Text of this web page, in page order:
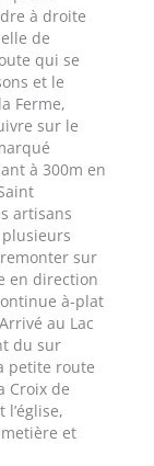
à droite
de
qui se
et le
Ferme,
sur le
à 300m en
artisans
sur
en direction
à-plat
au Lac
du sur
petite route
Croix de
et